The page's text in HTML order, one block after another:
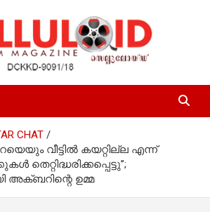
CHAT
വീട്ടിൽ കയറ്റില്ല എന്ന്
തെറ്റിദ്ധരിക്കപ്പെട്ടു”;
അക്ബറിന്റെ ഉമ്മ